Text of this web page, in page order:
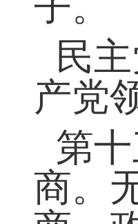
无
力、
子。
民
产党